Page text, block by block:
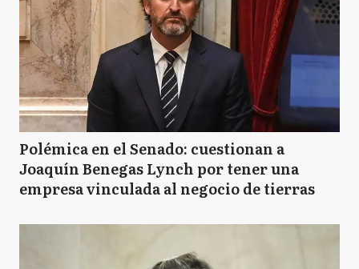
Polémica en el Senado: cuestionan a
Joaquín Benegas Lynch por tener una
empresa vinculada al negocio de tierras